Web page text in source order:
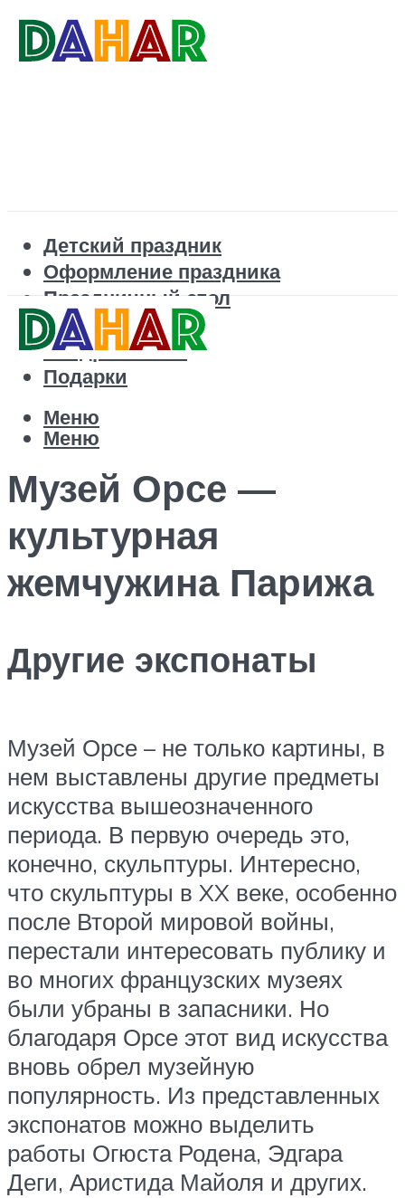
Детский праздник
Оформление праздника
Праздничный стол
Корпоратив
Поздравления
Подарки
Меню
Меню
Музей Орсе —
культурная
жемчужина Парижа
Другие экспонаты
Музей Орсе – не только картины, в
нем выставлены другие предметы
искусства вышеозначенного
периода. В первую очередь это,
конечно, скульптуры. Интересно,
что скульптуры в XX веке, особенно
после Второй мировой войны,
перестали интересовать публику и
во многих французских музеях
были убраны в запасники. Но
благодаря Орсе этот вид искусства
вновь обрел музейную
популярность. Из представленных
экспонатов можно выделить
работы Огюста Родена, Эдгара
Деги, Аристида Майоля и других.